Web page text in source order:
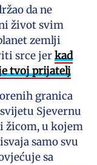
da ne
život svim
zemlji
srce jerkad
tvoj prijatelj
granica
Sjevernu
žicom, u kojem
samo svu
sa